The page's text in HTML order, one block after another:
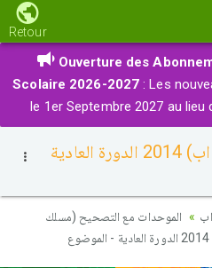
Retour
Ouverture des
Scolaire 2026-2027 : Les
le 1er Septembre 2027 au lieu
الإجتماعيات (شعبة الآداب) 2014 الدورة العادية
الموحدات مع التصحيح (مسلك